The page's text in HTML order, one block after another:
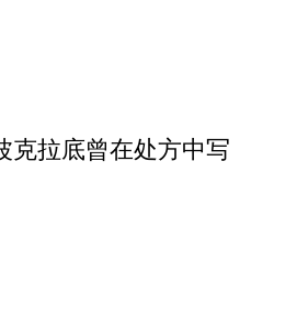
克拉底曾在处方中写